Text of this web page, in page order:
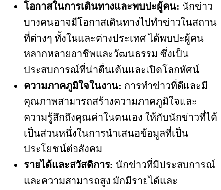
โอกาสในการเดินทางและพบปะผู้คน: นักข่าว
บางคนอาจมีโอกาสเดินทางไปทำข่าวในสถาน
ที่ต่างๆ ทั้งในและต่างประเทศ ได้พบปะผู้คน
หลากหลายอาชีพและวัฒนธรรม ซึ่งเป็น
ประสบการณ์ที่น่าตื่นเต้นและเปิดโลกทัศน์
ความภาคภูมิใจในงาน: การทำข่าวที่ดีและมี
คุณภาพสามารถสร้างความภาคภูมิใจและ
ความรู้สึกถึงคุณค่าในตนเอง ให้กับนักข่าวที่ได้
เป็นส่วนหนึ่งในการนำเสนอข้อมูลที่เป็น
ประโยชน์ต่อสังคม
รายได้และสวัสดิการ: นักข่าวที่มีประสบการณ์
และความสามารถสูง มักมีรายได้และ